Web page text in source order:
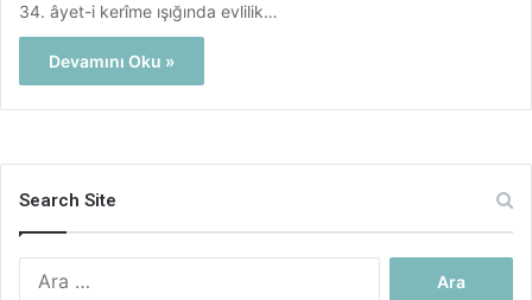
34. âyet-i kerîme ışığında evlilik…
Devamını Oku »
Search Site